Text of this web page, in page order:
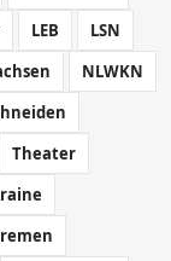
LEB
LSN
NLWKN
Theater